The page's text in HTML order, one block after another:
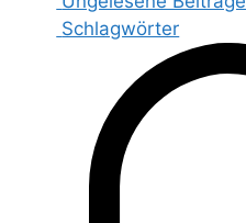
Schlagwörter